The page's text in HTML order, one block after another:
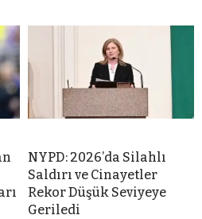
NYPD: 2026’da Silahlı
Saldırı ve Cinayetler
Rekor Düşük Seviyeye
Geriledi